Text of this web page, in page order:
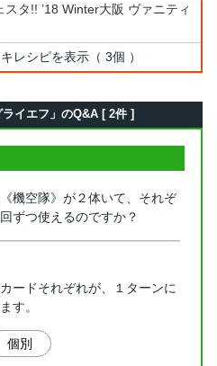
タ!! ’18 Winter大阪 ヴァニティ
レシピを表示（ 3個 ）
ライエフ」のQ&A [ 2件 ]
機空隊》が２体いて、それぞ
ずつ使えるのですか？
ードそれぞれが、１ターンに
す。
個別